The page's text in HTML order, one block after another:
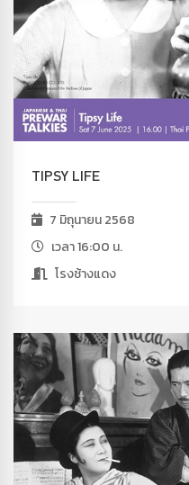
TIPSY LIFE
7 มิถุนายน 2568
เวลา 16:00 น.
โรงช้างแดง